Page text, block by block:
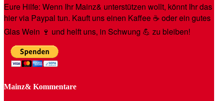
Eure Hilfe: Wenn Ihr Mainz& unterstützen wollt, könnt Ihr das
hier via Paypal tun. Kauft uns einen Kaffee ☕️ oder ein gutes
Glas Wein 🍷 und helft uns, in Schwung 💪 zu bleiben!
Mainz& Kommentare